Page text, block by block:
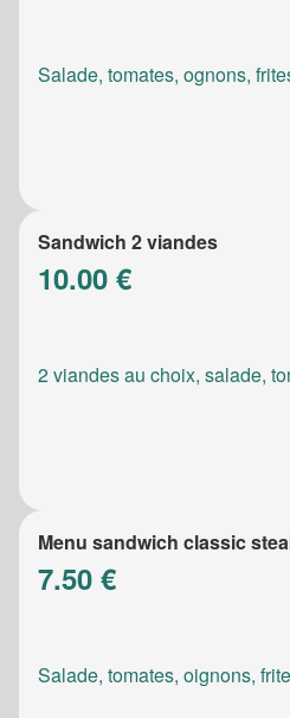
Salade, tomates, ognons,
Sandwich 2 viandes
10.00 €
2 viandes au choix, salade,
Menu sandwich classic
7.50 €
Salade, tomates, oignons,